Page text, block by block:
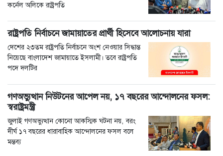
কর্নেল অলিকে রাষ্ট্রপতি
রাষ্ট্রপতি নির্বাচনে জামায়াতের প্রার্থী হিসেবে আলোচনায় যারা
দেশের ২৩তম রাষ্ট্রপতি নির্বাচনে অংশ নেওয়ার সিদ্ধান্ত
নিয়েছে বাংলাদেশ জামায়াতে ইসলামী। তবে রাষ্ট্রপতি
পদে দলটির
গণঅভ্যুত্থান নিউটনের আপেল নয়, ১৭ বছরের আন্দোলনের ফসল:
স্বরাষ্ট্রমন্ত্রী
জুলাই গণঅভ্যুত্থান কোনো আকস্মিক ঘটনা নয়, বরং
দীর্ঘ ১৭ বছরের ধারাবাহিক আন্দোলনের ফসল বলে
মন্তব্য